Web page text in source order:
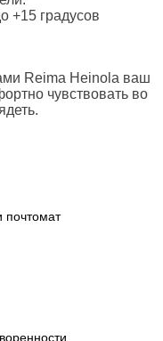
+15 градусов
Reima Heinola ваш
чувствовать во
почтомат